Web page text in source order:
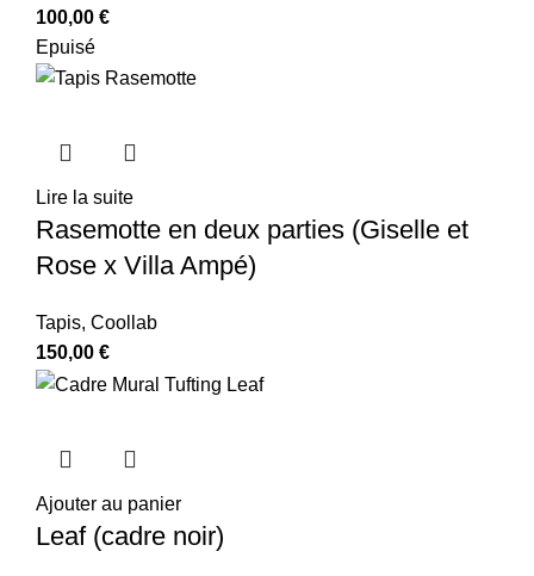
100,00 €
Epuisé
Lire la suite
Rasemotte en deux parties (Giselle et
Rose x Villa Ampé)
Tapis, Coollab
150,00 €
Ajouter au panier
Leaf (cadre noir)